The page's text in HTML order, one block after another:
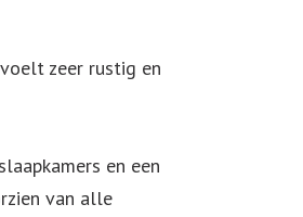
zeer rustig en
en een
van alle